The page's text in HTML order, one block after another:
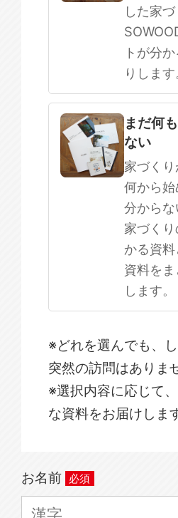
した家づ
トが分
りします
まだ何
ない
家づくり
何から
分からな
家づく
かる資
資料を
します。
※どれを選んでも、
突然の訪問はありま
※選択内容に応じて
な資料をお届けしま
お名前